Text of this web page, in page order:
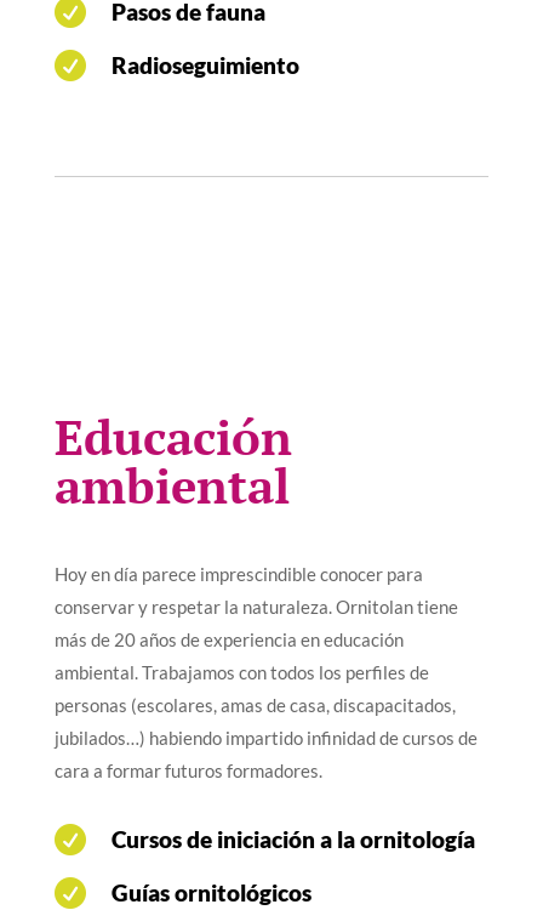
 Pasos de fauna
 Radioseguimiento
Educación
ambiental
Hoy en día parece imprescindible conocer para
conservar y respetar la naturaleza. Ornitolan tiene
más de 20 años de experiencia en educación
ambiental. Trabajamos con todos los perfiles de
personas (escolares, amas de casa, discapacitados,
jubilados…) habiendo impartido infinidad de cursos de
cara a formar futuros formadores.
 Cursos de iniciación a la ornitología
 Guías ornitológicos